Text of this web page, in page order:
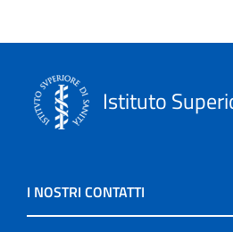
Istituto
I NOSTRI CONTATTI